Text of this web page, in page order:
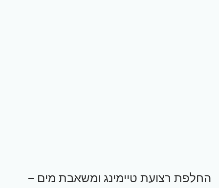
החלפת רצועת טיימינג ומשאבת מים –